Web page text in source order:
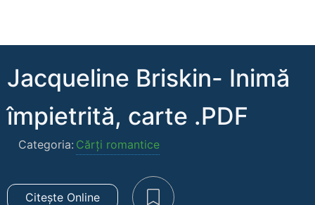
Jacqueline Briskin- Inimă
împietrită, carte .PDF
Categoria: Cărți romantice
Citește Online